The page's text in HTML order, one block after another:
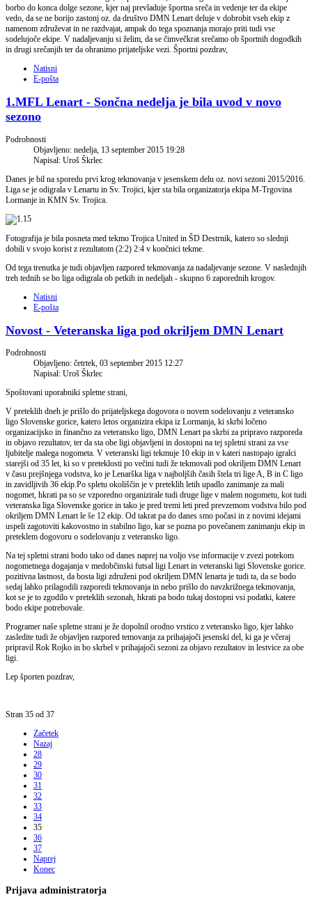
borbo do konca dolge sezone, kjer naj prevladuje športna sreča in vedenje ter da ekipe
vedo, da se ne borijo zastonj oz. da društvo DMN Lenart deluje v dobrobit vseh ekip z
namenom združevat in ne razdvajat, ampak do tega spoznanja morajo priti tudi vse
sodelujoče ekipe. V nadaljevanju si želim, da se čimvečkrat srečamo ob športnih dogodkih
in drugi srečanjih ter da ohranimo prijateljske vezi. Športni pozdrav,
Natisni
E-pošta
1.MFL Lenart - Sončna nedelja je bila uvod v novo
sezono
Podrobnosti
Objavljeno: nedelja, 13 september 2015 19:28
Napisal: Uroš Škrlec
Danes je bil na sporedu prvi krog tekmovanja v jesenskem delu oz. novi sezoni 2015/2016.
Liga se je odigrala v Lenartu in Sv. Trojici, kjer sta bila organizatorja ekipa M-Trgovina
Lormanje in KMN Sv. Trojica.
Fotografija je bila posneta med tekmo Trojica United in ŠD Destrnik, katero so slednji
dobili v svojo korist z rezultatom (2:2) 2:4 v končnici tekme.
Od tega trenutka je tudi objavljen razpored tekmovanja za nadaljevanje sezone. V naslednjih
treh tednih se bo liga odigrala ob petkih in nedeljah - skupno 6 zaporednih krogov.
Natisni
E-pošta
Novost - Veteranska liga pod okriljem DMN Lenart
Podrobnosti
Objavljeno: četrtek, 03 september 2015 12:27
Napisal: Uroš Škrlec
Spoštovani uporabniki spletne strani,
V preteklih dneh je prišlo do prijateljskega dogovora o novem sodelovanju z veteransko
ligo Slovenske gorice, katero letos organizira ekipa iz Lormanja, ki skrbi ločeno
organizacijsko in finančno za veteransko ligo, DMN Lenart pa skrbi za pripravo razporeda
in objavo rezultatov, ter da sta obe ligi objavljeni in dostopni na tej spletni strani za vse
ljubitelje malega nogometa. V veteranski ligi tekmuje 10 ekip in v kateri nastopajo igralci
starejši od 35 let, ki so v preteklosti po večini tudi že tekmovali pod okriljem DMN Lenart
v času prejšnjega vodstva, ko je Lenarška liga v najboljših časih štela tri lige A, B in C ligo
in zavidljivih 36 ekip.Po spletu okoliščin je v preteklih letih upadlo zanimanje za mali
nogomet, hkrati pa so se vzporedno organizirale tudi druge lige v malem nogometu, kot tudi
veteranska liga Slovenske gorice in tako je pred tremi leti pred prevzemom vodstva bilo pod
okriljem DMN Lenart le še 12 ekip. Od takrat pa do danes smo počasi in z novimi idejami
uspeli zagotoviti kakovostno in stabilno ligo, kar se pozna po povečanem zanimanju ekip in
preteklem dogovoru o sodelovanju z veteransko ligo.
Na tej spletni strani bodo tako od danes naprej na voljo vse informacije v zvezi potekom
nogometnega dogajanja v medobčinski futsal ligi Lenart in veteranski ligi Slovenske gorice.
pozitivna lastnost, da bosta ligi združeni pod okriljem DMN lenarta je tudi ta, da se bodo
sedaj lahko prilagodili razporedi tekmovanja in nebo prišlo do navzkrižnega tekmovanja,
kot se je to zgodilo v preteklih sezonah, hkrati pa bodo tukaj dostopni vsi podatki, katere
bodo ekipe potrebovale.
Programer naše spletne strani je že dopolnil orodno vrstico z veteransko ligo, kjer lahko
zasledite tudi že objavljen razpored temovanja za prihajajoči jesenski del, ki ga je včeraj
pripravil Rok Rojko in bo skrbel v prihajajoči sezoni za objavo rezultatov in lestvice za obe
ligi.
Lep športen pozdrav,
Stran 35 od 37
Začetek
Nazaj
28
29
30
31
32
33
34
35
36
37
Naprej
Konec
Prijava administratorja